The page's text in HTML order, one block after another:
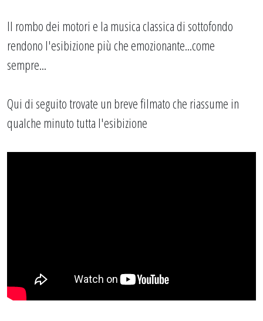
Il rombo dei motori e la musica classica di sottofondo
rendono l'esibizione più che emozionante...come
sempre...
Qui di seguito trovate un breve filmato che riassume in
qualche minuto tutta l'esibizione